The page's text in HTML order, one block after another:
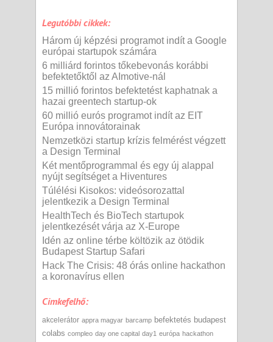
Legutóbbi cikkek:
Három új képzési programot indít a Google
európai startupok számára
6 milliárd forintos tőkebevonás korábbi
befektetőktől az AImotive-nál
15 millió forintos befektetést kaphatnak a
hazai greentech startup-ok
60 millió eurós programot indít az EIT
Európa innovátorainak
Nemzetközi startup krízis felmérést végzett
a Design Terminal
Két mentőprogrammal és egy új alappal
nyújt segítséget a Hiventures
Túlélési Kisokos: videósorozattal
jelentkezik a Design Terminal
HealthTech és BioTech startupok
jelentkezését várja az X-Europe
Idén az online térbe költözik az ötödik
Budapest Startup Safari
Hack The Crisis: 48 órás online hackathon
a koronavírus ellen
Cimkefelhő:
akcelerátor appra magyar barcamp befektetés budapest
colabs compleo day one capital day1 európa hackathon